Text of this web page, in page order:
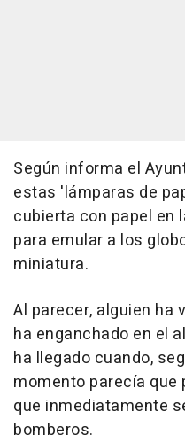
Según informa el
estas 'lámparas de
cubierta con papel en
para emular a los
miniatura.
Al parecer, alguien ha
ha enganchado en el
ha llegado cuando,
momento parecía que
que inmediatamente
bomberos.